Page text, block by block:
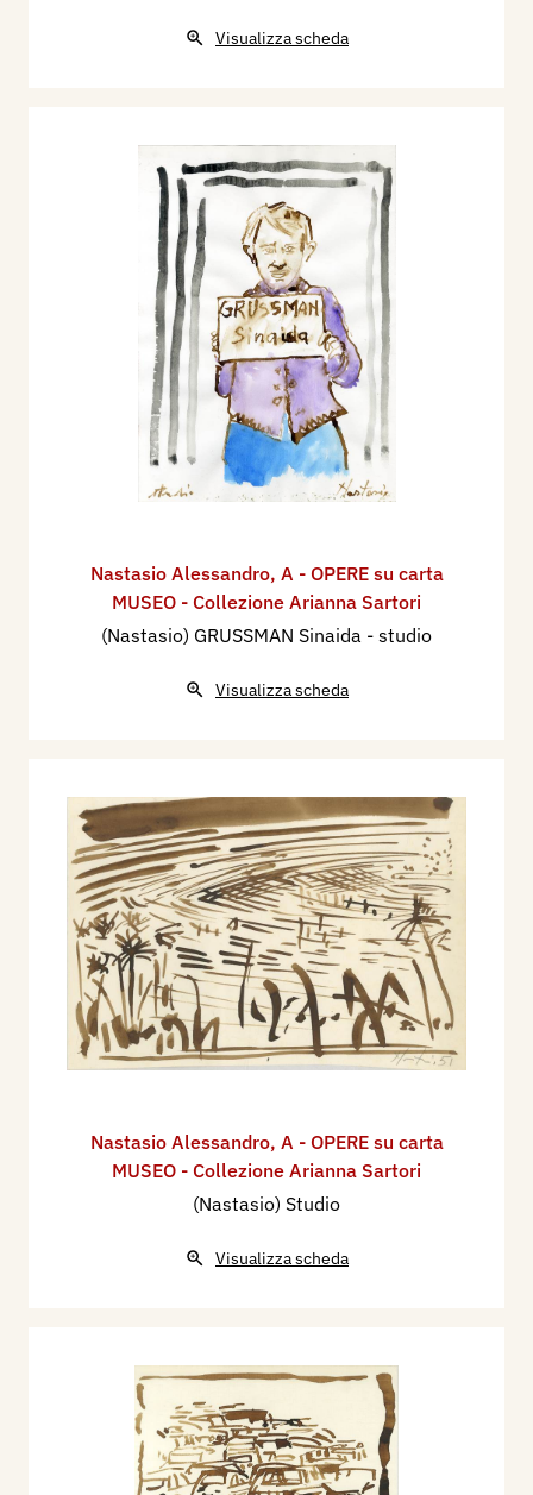
Visualizza scheda
Nastasio Alessandro, A - OPERE su carta
MUSEO - Collezione Arianna Sartori
(Nastasio) GRUSSMAN Sinaida - studio
Visualizza scheda
Nastasio Alessandro, A - OPERE su carta
MUSEO - Collezione Arianna Sartori
(Nastasio) Studio
Visualizza scheda